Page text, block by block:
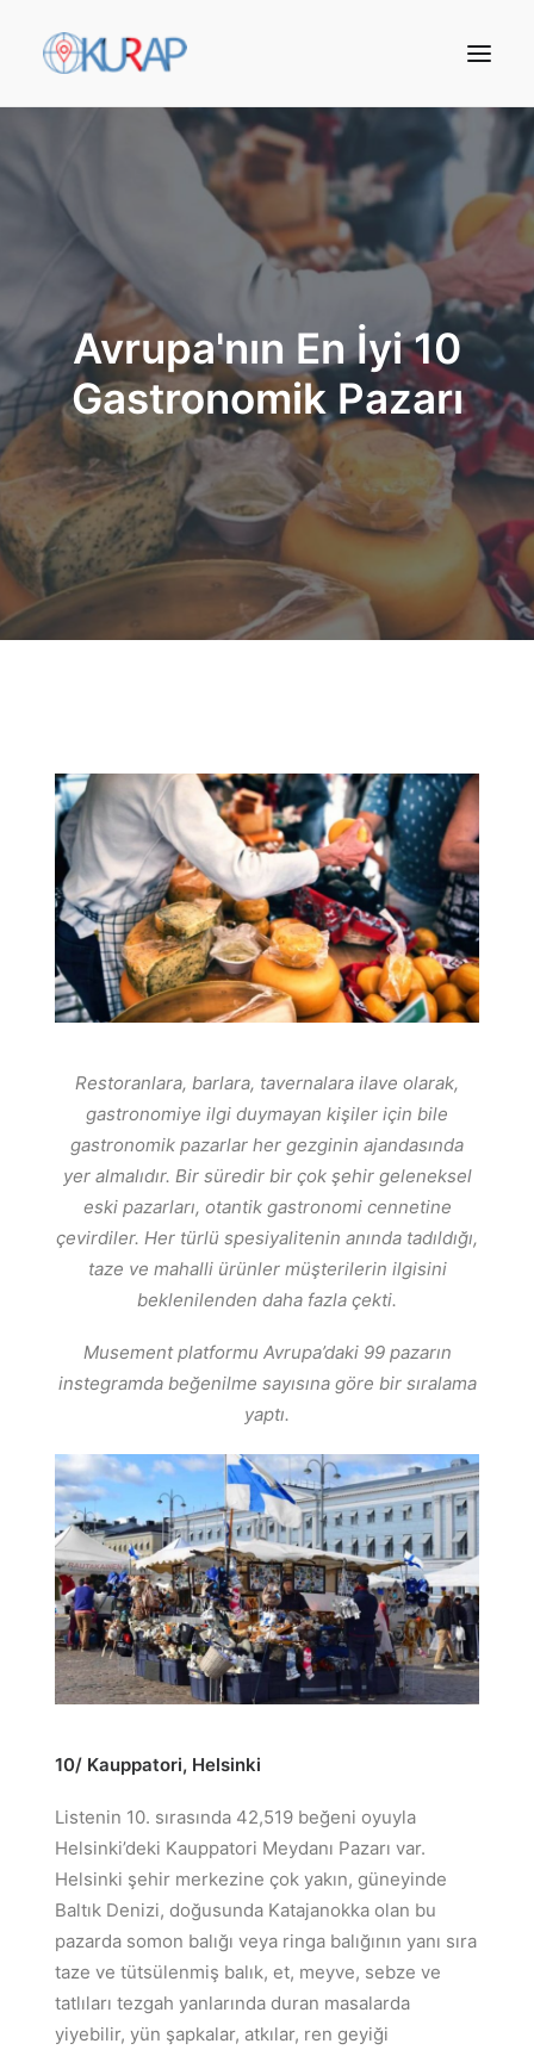
Arama Yap
Avrupa'nın En İyi 10
Gastronomik Pazarı
Restoranlara, barlara, tavernalara ilave olarak,
gastronomiye ilgi duymayan kişiler için bile
gastronomik pazarlar her gezginin ajandasında
yer almalıdır. Bir süredir bir çok şehir geleneksel
eski pazarları, otantik gastronomi cennetine
çevirdiler. Her türlü spesiyalitenin anında tadıldığı,
taze ve mahalli ürünler müşterilerin ilgisini
beklenilenden daha fazla çekti.
Musement platformu Avrupa’daki 99 pazarın
instegramda beğenilme sayısına göre bir sıralama
yaptı.
10/ Kauppatori, Helsinki
Listenin 10. sırasında 42,519 beğeni oyuyla
Helsinki’deki Kauppatori Meydanı Pazarı var.
Helsinki şehir merkezine çok yakın, güneyinde
Baltık Denizi, doğusunda Katajanokka olan bu
pazarda somon balığı veya ringa balığının yanı sıra
taze ve tütsülenmiş balık, et, meyve, sebze ve
tatlıları tezgah yanlarında duran masalarda
yiyebilir, yün şapkalar, atkılar, ren geyiği